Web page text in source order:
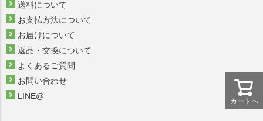
カートへ
送料について
お支払方法について
お届けについて
返品・交換について
よくあるご質問
お問い合わせ
LINE@